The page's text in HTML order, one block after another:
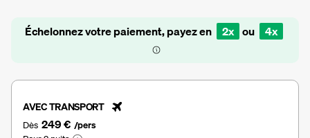
Échelonnez votre paiement, payez en 2x ou 4x
AVEC TRANSPORT
Dès 249 € /pers